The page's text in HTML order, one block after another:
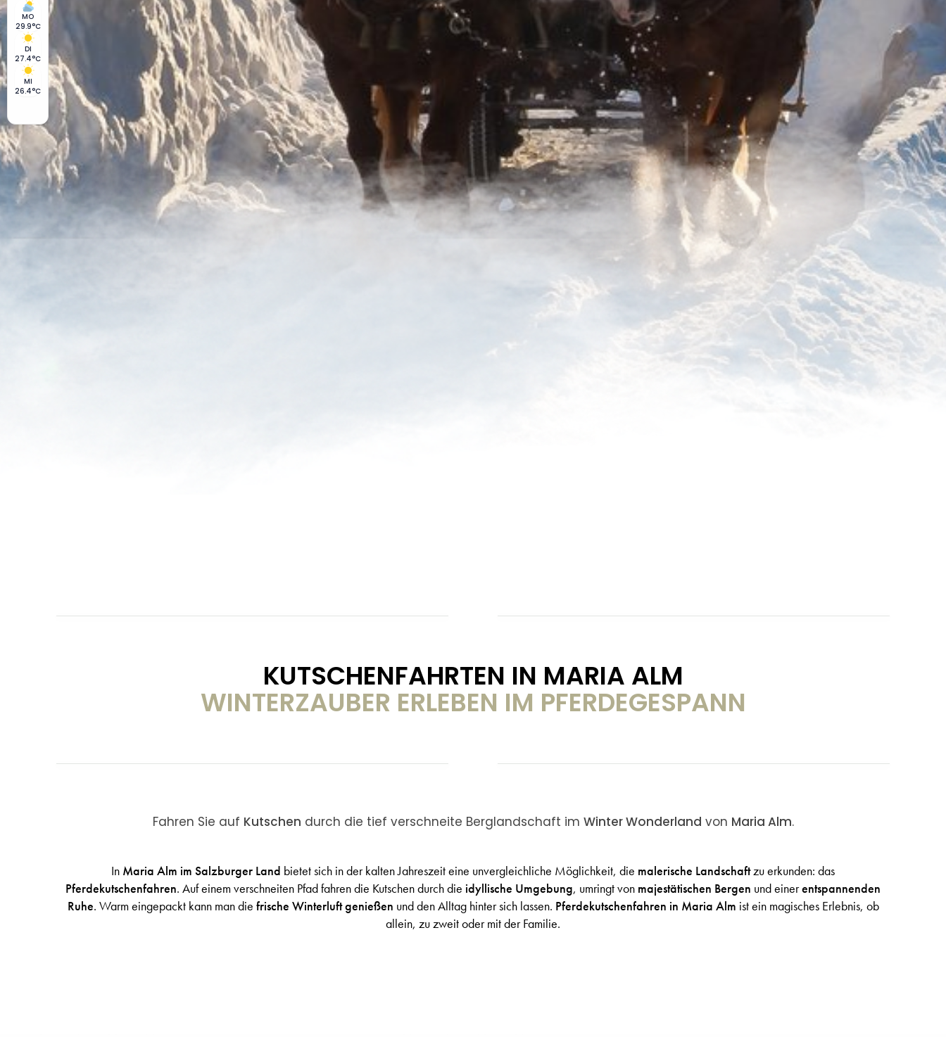
KUTSCHENFAHRTEN IN MARIA ALM
WINTERZAUBER ERLEBEN IM PFERDEGESPANN
Fahren Sie auf Kutschen durch die tief verschneite Berglandschaft im Winter Wonderland von Maria Alm.
In Maria Alm im Salzburger Land bietet sich in der kalten Jahreszeit eine unvergleichliche Möglichkeit, die malerische Landschaftzu erkunden: das
Pferdekutschenfahren. Auf einem verschneiten Pfad fahren die Kutschen durch die idyllische Umgebung, umringt von majestätischen Bergen und einerentspannenden
Ruhe. Warm eingepackt kann man die frische Winterluft genießen und den Alltag hinter sich lassen. Pferdekutschenfahren in Maria Alm ist ein magisches Erlebnis, ob
allein, zu zweit oder mit der Familie.
MO
29.9°C
DI
27.4°C
MI
26.4°C